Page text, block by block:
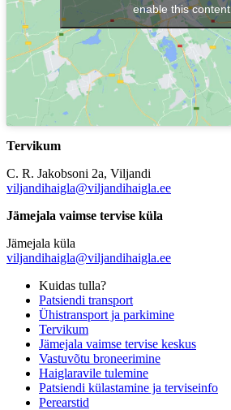
enable this content
Tervikum
C. R. Jakobsoni 2a, Viljandi
viljandihaigla@viljandihaigla.ee
Jämejala vaimse tervise küla
Jämejala küla
viljandihaigla@viljandihaigla.ee
Kuidas tulla?
Patsiendi transport
Ühistransport ja parkimine
Tervikum
Jämejala vaimse tervise keskus
Vastuvõtu broneerimine
Haiglaravile tulemine
Patsiendi külastamine ja terviseinfo
Perearstid